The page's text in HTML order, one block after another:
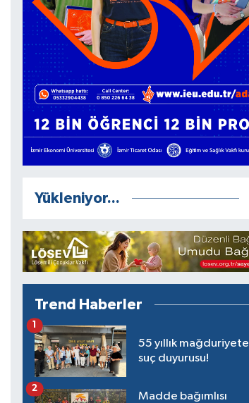
Yükleniyor...
Trend Haberler
55 yıllık mağduriyete
suç duyurusu!
1
Madde bağımlısı
2